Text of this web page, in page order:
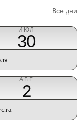
Все дни
ИЮЛ
30
АВГ
2